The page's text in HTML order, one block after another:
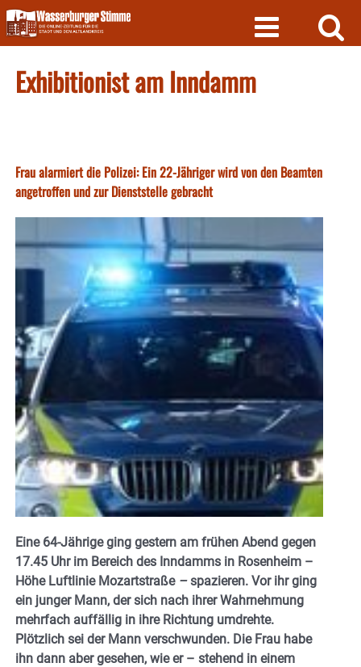
Skip
to
content
Exhibitionist am Inndamm
Frau alarmiert die Polizei: Ein 22-Jähriger wird von den Beamten
angetroffen und zur Dienststelle gebracht
Eine 64-Jährige ging gestern am frühen Abend gegen
17.45 Uhr im Bereich des Inndamms in Rosenheim –
Höhe Luftlinie Mozartstraße – spazieren. Vor ihr ging
ein junger Mann, der sich nach ihrer Wahrnehmung
mehrfach auffällig in ihre Richtung umdrehte.
Plötzlich sei der Mann verschwunden. Die Frau habe
ihn dann aber gesehen, wie er – stehend in einem